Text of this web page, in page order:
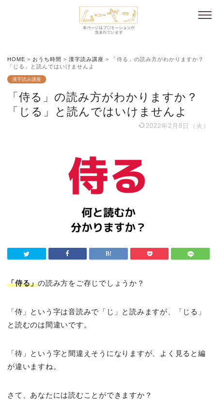
HOME > おうち時間 > 漢字読み講座 >
「侍る」の読み方がわかりますか？
「じる」と読んではいけませんよ
漢字読み講座
「侍る」の読み方がわかりますか？
「じる」と読んではいけませんよ
2022年2月8日（火）
「侍る」の読み方をご存じでしょうか？
「侍」という字は音読みで「じ」と読みますが、「じる」
と読むのは間違いです。
「待」という字と間違えそうになりますが、よく見ると編
が違いますね。
さて、あなたには読むことができますか？